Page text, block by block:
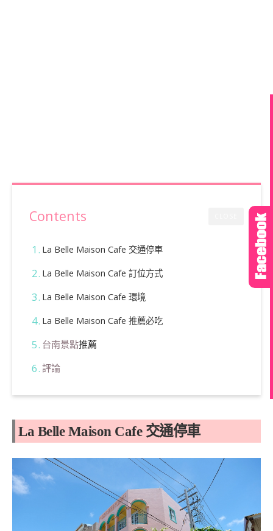
Contents
La Belle Maison Cafe 交通停車
La Belle Maison Cafe 訂位方式
La Belle Maison Cafe 環境
La Belle Maison Cafe 推薦必吃
台南景點推薦
評論
La Belle Maison Cafe 交通停車